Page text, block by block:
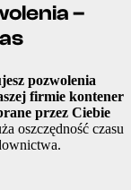
–
pozwolenia
firmie kontener
przez Ciebie
oszczędność czasu